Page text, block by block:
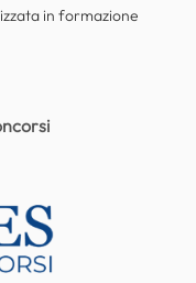
in formazione